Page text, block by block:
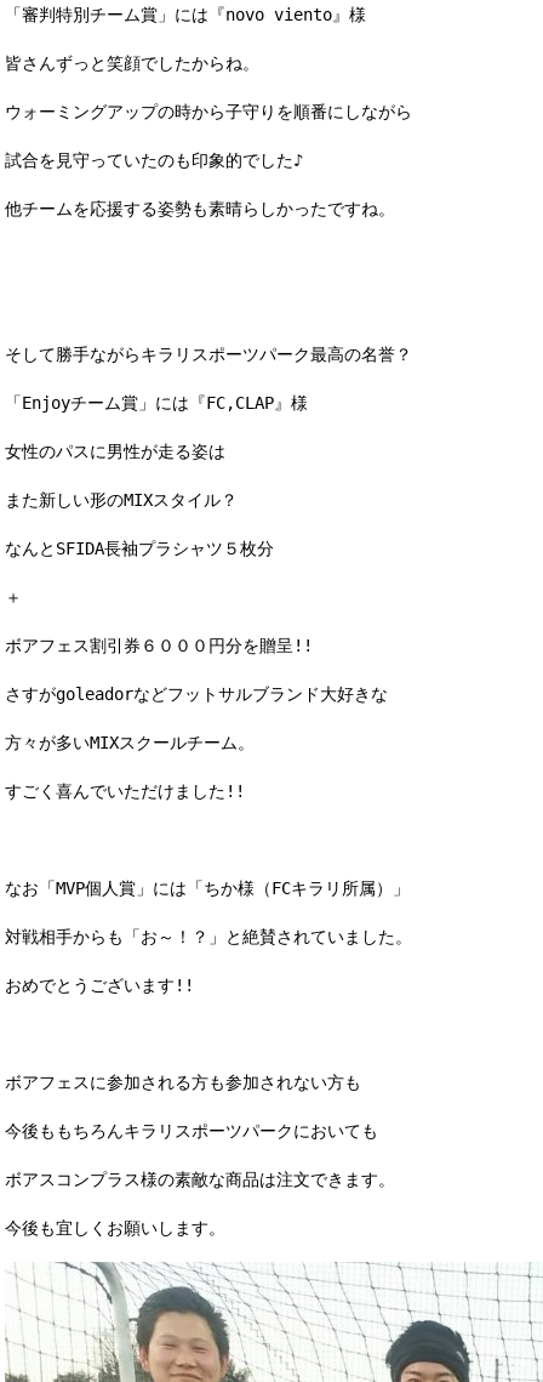
「審判特別チーム賞」には『novo viento』様
皆さんずっと笑顔でしたからね。
ウォーミングアップの時から子守りを順番にしながら
試合を見守っていたのも印象的でした♪
他チームを応援する姿勢も素晴らしかったですね。
そして勝手ながらキラリスポーツパーク最高の名誉？
「Enjoyチーム賞」には『FC,CLAP』様
女性のパスに男性が走る姿は
また新しい形のMIXスタイル？
なんとSFIDA長袖プラシャツ５枚分
＋
ボアフェス割引券６０００円分を贈呈!!
さすがgoleadorなどフットサルブランド大好きな
方々が多いMIXスクールチーム。
すごく喜んでいただけました!!
なお「MVP個人賞」には「ちか様（FCキラリ所属）」
対戦相手からも「お～！？」と絶賛されていました。
おめでとうございます!!
ボアフェスに参加される方も参加されない方も
今後ももちろんキラリスポーツパークにおいても
ボアスコンプラス様の素敵な商品は注文できます。
今後も宜しくお願いします。